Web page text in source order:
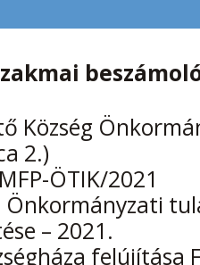
Község
2.)
MFP-ÖTIK/2021
Önkormányzati
– 2021.
felújítása